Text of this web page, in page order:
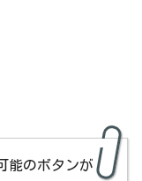
能のボタンが